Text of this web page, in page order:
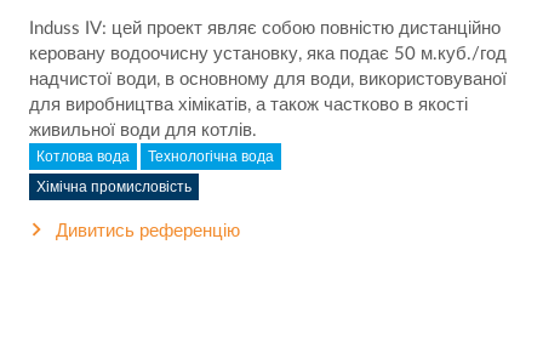
Induss IV: цей проект являє собою повністю дистанційно
керовану водоочисну установку, яка подає 50 м.куб./год
надчистої води, в основному для води, використовуваної
для виробництва хімікатів, а також частково в якості
живильної води для котлів.
Котлова вода Технологічна вода
Хімічна промисловість
Дивитись референцію